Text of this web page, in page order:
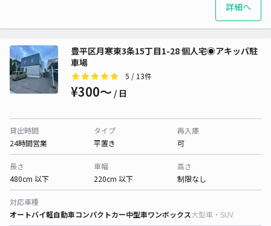
詳細へ
豊平区月寒東3条15丁目1-28 個人宅◉アキッパ駐
車場
5 / 13件
¥300〜 / 日
貸出時間
24時間営業
タイプ
平置き
再入庫
可
長さ
480cm 以下
車幅
220cm 以下
高さ
制限なし
対応車種
オートバイ軽自動車コンパクトカー中型車ワンボックス大型車・SUV